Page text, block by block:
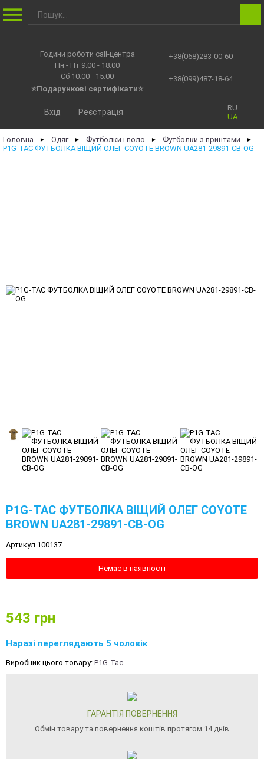
Години роботи call-центра
Пн - Пт 9.00 - 18.00
Сб 10.00 - 15.00
⭐Подарункові сертифікати⭐
+38(068)283-00-60
+38(099)487-18-64
RU
UA
Вхід Реєстрація
Головна ► Одяг ► Футболки і поло ► Футболки з принтами ►
P1G-TAC ФУТБОЛКА ВІЩИЙ ОЛЕГ COYOTE BROWN UA281-29891-CB-OG
P1G-TAC ФУТБОЛКА ВІЩИЙ ОЛЕГ COYOTE
BROWN UA281-29891-CB-OG
Артикул 100137
Немає в наявності
543 грн
Наразі переглядають 5 чоловік
Виробник цього товару: P1G-Tac
ГАРАНТІЯ ПОВЕРНЕННЯ
Обмін товару та повернення коштів протягом 14 днів